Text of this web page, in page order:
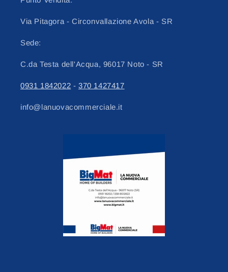
Via Pitagora - Circonvallazione Avola - SR
Sede:
C.da Testa dell'Acqua, 96017 Noto - SR
0931 1842022 -370 1427417
info@lanuovacommerciale.it